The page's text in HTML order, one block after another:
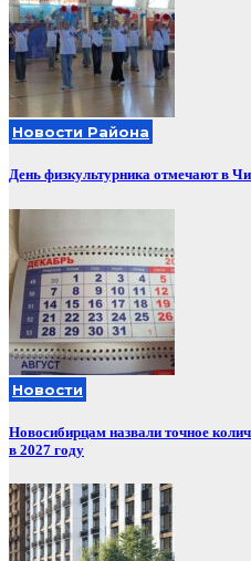
Новости Района
День физкультурника отмечают в
Новости
Новосибирцам назвали точное
в 2027 году